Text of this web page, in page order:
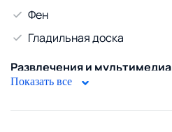
Фен
Гладильная доска
Развлечения и мультимедиа
Телевизор
Кабельное ТВ
Показать все